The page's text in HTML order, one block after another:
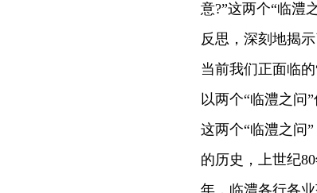
意?”这两个“临澧
反思，深刻地揭
当前我们正面临
以两个“临澧之问
这两个“临澧之问
的历史，上世纪
年，临澧各行各